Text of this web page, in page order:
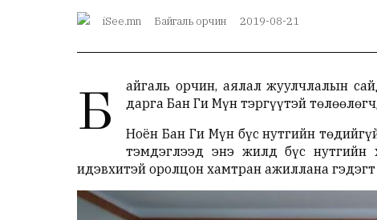
iSee.mn Байгаль орчин 2019-08-21
Б
айгаль орчин, аялал жуулчлалын
дарга Бан Ги Мүн тэргүүтэй
Ноён Бан Ги Мүн бүс нутгийн
тэмдэглээд энэ жилд бүс нутгийн
идэвхитэй оролцон хамтран ажиллана